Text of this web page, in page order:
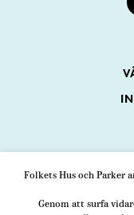
Folkets Hus och Parker
Genom att surfa